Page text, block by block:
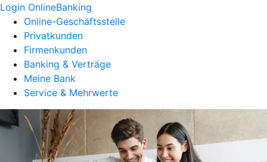
Login OnlineBanking
Online-Geschäftsstelle
Privatkunden
Firmenkunden
Banking & Verträge
Meine Bank
Service & Mehrwerte